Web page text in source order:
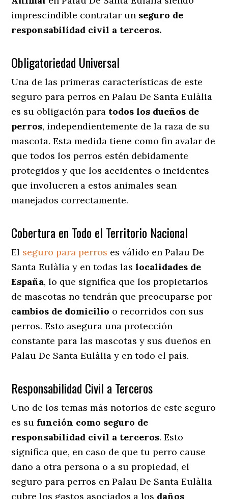
imprescindible contratar un seguro de
responsabilidad civil a terceros.
Obligatoriedad Universal
Una de las primeras características de este
seguro para perros en Palau De Santa Eulàlia
es su obligación para todos los dueños de
perros, independientemente de la raza de su
mascota. Esta medida tiene como fin avalar de
que todos los perros estén debidamente
protegidos y que los accidentes o incidentes
que involucren a estos animales sean
manejados correctamente.
Cobertura en Todo el Territorio Nacional
El seguro para perros es válido en Palau De
Santa Eulàlia y en todas laslocalidades de
España, lo que significa que los propietarios
de mascotas no tendrán que preocuparse por
cambios de domicilio o recorridos con sus
perros. Esto asegura una protección
constante para las mascotas y sus dueños en
Palau De Santa Eulàlia y en todo el país.
Responsabilidad Civil a Terceros
Uno de los temas más notorios de este seguro
es su función como seguro de
responsabilidad civil a terceros. Esto
significa que, en caso de que tu perro cause
daño a otra persona o a su propiedad, el
seguro para perros en Palau De Santa Eulàlia
cubre los gastos asociados a los daños